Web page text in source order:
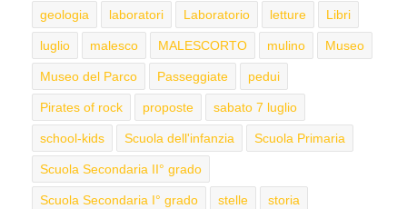
geologia laboratori Laboratorio letture Libri
luglio malesco MALESCORTO mulino Museo
Museo del Parco Passeggiate pedui
Pirates of rock proposte sabato 7 luglio
school-kids Scuola dell'infanzia Scuola Primaria
Scuola Secondaria II° grado
Scuola Secondaria I° grado stelle storia